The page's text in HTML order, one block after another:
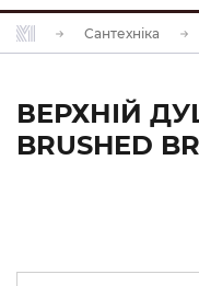
Сантехніка
ВЕРХНІЙ
BRUSHED